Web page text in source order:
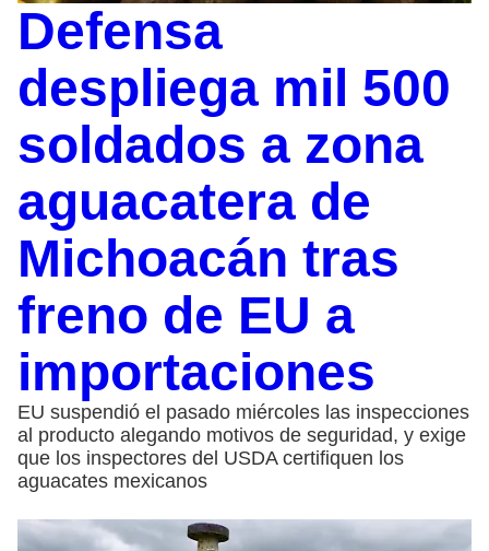
Defensa
despliega mil 500
soldados a zona
aguacatera de
Michoacán tras
freno de EU a
importaciones
EU suspendió el pasado miércoles las inspecciones
al producto alegando motivos de seguridad, y exige
que los inspectores del USDA certifiquen los
aguacates mexicanos